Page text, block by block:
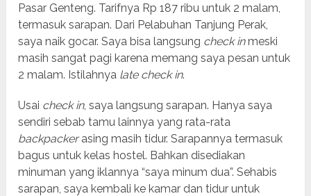
Pasar Genteng. Tarifnya Rp 187 ribu untuk 2 malam,
termasuk sarapan. Dari Pelabuhan Tanjung Perak,
saya naik gocar. Saya bisa langsung check inmeski
masih sangat pagi karena memang saya pesan untuk
2 malam. Istilahnya late check in.
Usai check in, saya langsung sarapan. Hanya saya
sendiri sebab tamu lainnya yang rata-rata
backpackerasing masih tidur. Sarapannya termasuk
bagus untuk kelas hostel. Bahkan disediakan
minuman yang iklannya “saya minum dua”. Sehabis
sarapan, saya kembali ke kamar dan tidur untuk